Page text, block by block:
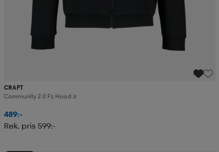
CRAFT
Community 2.0 Fz Hood Jr
489:-
Rek. pris 599:-